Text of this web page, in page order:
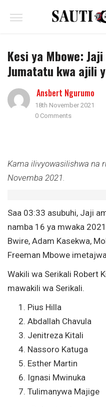
Kesi ya Mbowe:
Jumatatu kwa ajili
Ansbert Ngurumo
18th November 2021
0 Comments
Kama ilivyowasilishwa na
Novemba 2021.
Saa 03:33 asubuhi, Jaji
namba 16 ya mwaka
Bwire, Adam Kasekwa,
Freeman Mbowe
Wakili wa Serikali Robert
mawakili wa Serikali.
Pius Hilla
Abdallah Chavula
Jenitreza Kitali
Nassoro Katuga
Esther Martin
Ignasi Mwinuka
Tulimanywa Majige